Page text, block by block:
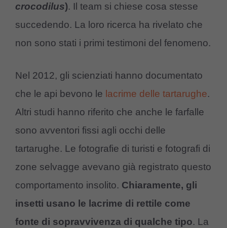
crocodilus). Il team si chiese cosa stesse
succedendo. La loro ricerca ha rivelato che
non sono stati i primi testimoni del fenomeno.
Nel 2012, gli scienziati hanno documentato
che le api bevono le lacrime delle tartarughe.
Altri studi hanno riferito che anche le farfalle
sono avventori fissi agli occhi delle
tartarughe. Le fotografie di turisti e fotografi di
zone selvagge avevano già registrato questo
comportamento insolito. Chiaramente, gli
insetti usano le lacrime di rettile come
fonte di sopravvivenza di qualche tipo. La